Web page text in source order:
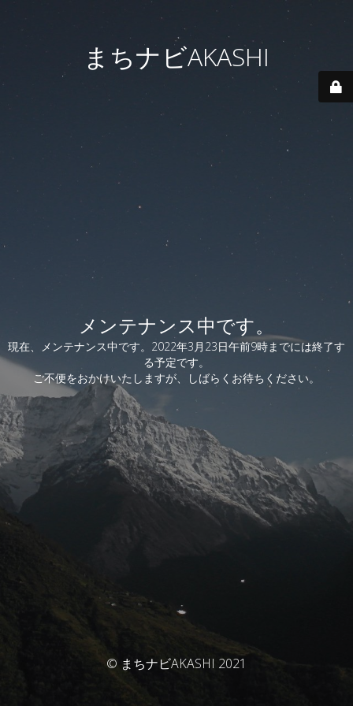
まちナビAKASHI
メンテナンス中です。
現在、メンテナンス中です。2022年3月23日午前9時までには終了す
る予定です。
ご不便をおかけいたしますが、しばらくお待ちください。
© まちナビAKASHI 2021